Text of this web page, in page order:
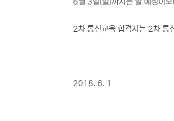
2차 통신교육 합격자는 2차
2018. 6. 1